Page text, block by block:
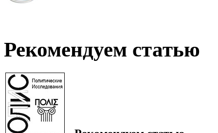
Рекомендуем статью